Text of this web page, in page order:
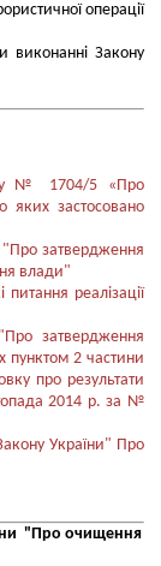
операції
виконанні Закону
№ 1704/5 «Про
застосовано
"Про затвердження
влади"
реалізації
затвердження
пунктом 2 частини
про результати
2014 р. за №
України" Про
"Про очищення